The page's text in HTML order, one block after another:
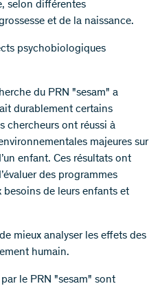
selon différentes
et de la naissance.
psychobiologiques
du PRN "sesam" a
durablement certains
chercheurs ont réussi à
majeures sur
enfant. Ces résultats ont
des programmes
besoins de leurs enfants et
mieux analyser les effets des
humain.
le PRN "sesam" sont